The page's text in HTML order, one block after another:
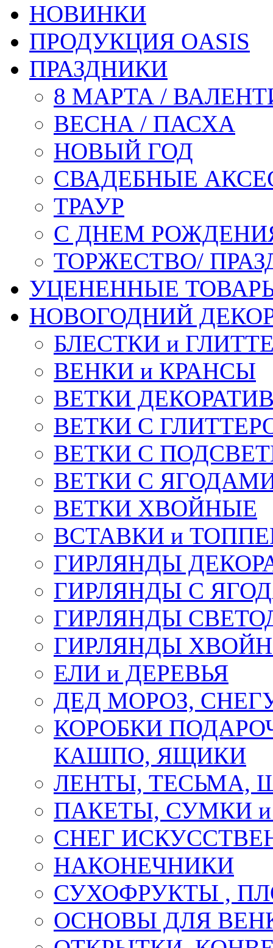
НОВИНКИ
ПРОДУКЦИЯ OASIS
ПРАЗДНИКИ
8 МАРТА /
ВЕСНА / ПАСХА
НОВЫЙ ГОД
СВАДЕБНЫЕ
ТРАУР
С ДНЕМ
ТОРЖЕСТВО/
УЦЕНЕННЫЕ
НОВОГОДНИЙ
БЛЕСТКИ и
ВЕНКИ и КРАНСЫ
ВЕТКИ
ВЕТКИ С
ВЕТКИ С
ВЕТКИ С
ВЕТКИ ХВОЙНЫЕ
ВСТАВКИ и
ГИРЛЯНДЫ
ГИРЛЯНДЫ С
ГИРЛЯНДЫ
ГИРЛЯНДЫ
ЕЛИ и ДЕРЕВЬЯ
ДЕД МОРОЗ,
КОРОБКИ
КАШПО, ЯЩИКИ
ЛЕНТЫ, ТЕСЬМА,
ПАКЕТЫ, СУМКИ
СНЕГ
НАКОНЕЧНИКИ
СУХОФРУКТЫ ,
ОСНОВЫ ДЛЯ